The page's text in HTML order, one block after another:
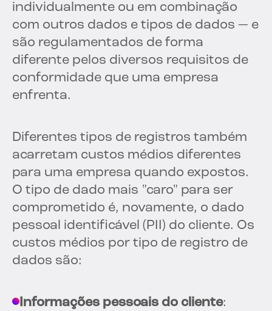
individualmente ou em combinação
com outros dados e tipos de dados — e
são regulamentados de forma
diferente pelos diversos requisitos de
conformidade que uma empresa
enfrenta.
Diferentes tipos de registros também
acarretam custos médios diferentes
para uma empresa quando expostos.
O tipo de dado mais "caro" para ser
comprometido é, novamente, o dado
pessoal identificável (PII) do cliente. Os
custos médios por tipo de registro de
dados são:
Informações pessoais do cliente: